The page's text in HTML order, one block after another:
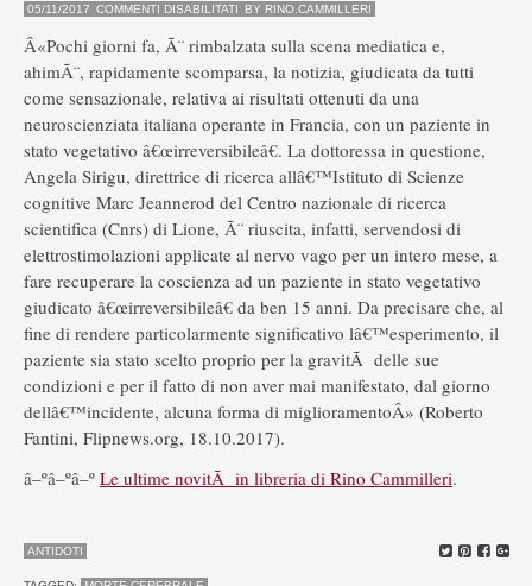
05/11/2017 COMMENTI DISABILITATI SU
BY RINO.CAMMILLERI
Â«Pochi giorni fa, Ã¨ rimbalzata sulla scena mediatica e,
ahimÃ¨, rapidamente scomparsa, la notizia, giudicata da tutti
come sensazionale, relativa ai risultati ottenuti da una
neuroscienziata italiana operante in Francia, con un paziente in
stato vegetativo â€œirreversibileâ€. La dottoressa in questione,
Angela Sirigu, direttrice di ricerca allâ€™Istituto di Scienze
cognitive Marc Jeannerod del Centro nazionale di ricerca
scientifica (Cnrs) di Lione, Ã¨ riuscita, infatti, servendosi di
elettrostimolazioni applicate al nervo vago per un intero mese, a
fare recuperare la coscienza ad un paziente in stato vegetativo
giudicato â€œirreversibileâ€ da ben 15 anni. Da precisare che, al
fine di rendere particolarmente significativo lâ€™esperimento, il
paziente sia stato scelto proprio per la gravitÃ delle sue
condizioni e per il fatto di non aver mai manifestato, dal giorno
dellâ€™incidente, alcuna forma di miglioramentoÂ» (Roberto
Fantini, Flipnews.org, 18.10.2017).
â–ºâ–ºâ–º Le ultime novitÃ in libreria di Rino Cammilleri.
ANTIDOTI